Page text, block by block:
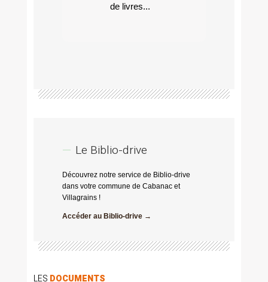
de livres...
Le Biblio-drive
Découvrez notre service de Biblio-drive
dans votre commune de Cabanac et
Villagrains !
Accéder au Biblio-drive →
LES DOCUMENTS